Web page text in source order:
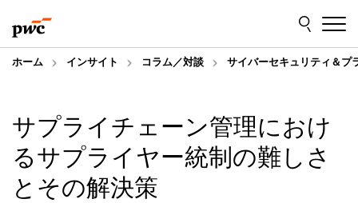
to
content
to
footer
ホーム インサイト コラム／対談 サイバーセキュリティ＆プ
サプライチェーン管理におけ
るサプライヤー統制の難しさ
とその解決策